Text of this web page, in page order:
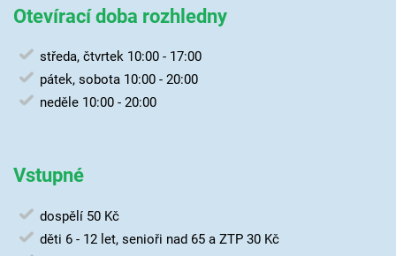
Otevírací doba rozhledny
středa, čtvrtek 10:00 - 17:00
pátek, sobota 10:00 - 20:00
neděle 10:00 - 20:00
Vstupné
dospělí 50 Kč
děti 6 - 12 let, senioři nad 65 a ZTP 30 Kč